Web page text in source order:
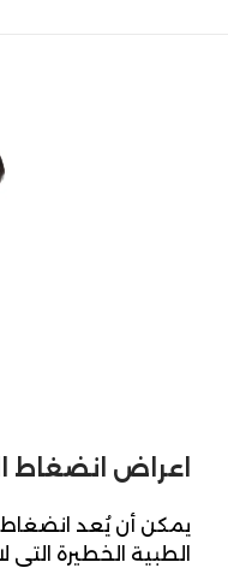
اعراض انضغاط
يمكن أن يُعد انضغاط
الطبية الخطيرة التي